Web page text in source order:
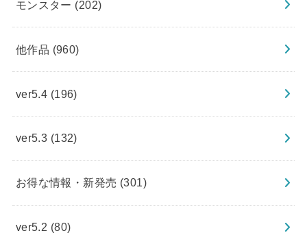
モンスター (202)
他作品 (960)
ver5.4 (196)
ver5.3 (132)
お得な情報・新発売 (301)
ver5.2 (80)